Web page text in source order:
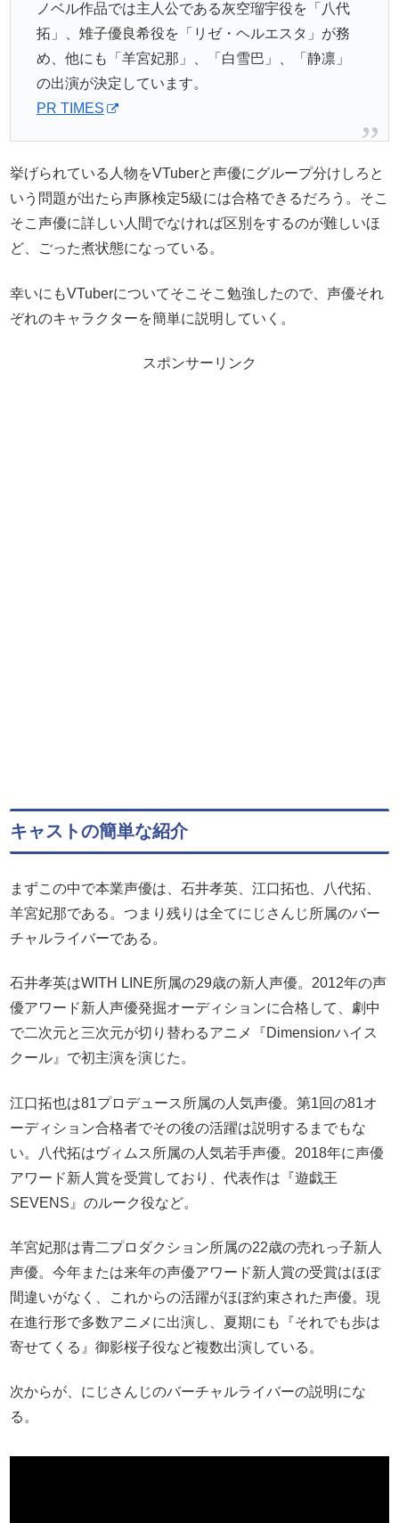
ノベル作品では主人公である灰空瑠宇役を「八代
拓」、雉子優良希役を「リゼ・ヘルエスタ」が務
め、他にも「羊宮妃那」、「白雪巴」、「静凛」
の出演が決定しています。
PR TIMES
挙げられている人物をVTuberと声優にグループ分けしろと
いう問題が出たら声豚検定5級には合格できるだろう。そこ
そこ声優に詳しい人間でなければ区別をするのが難しいほ
ど、ごった煮状態になっている。
幸いにもVTuberについてそこそこ勉強したので、声優それ
ぞれのキャラクターを簡単に説明していく。
スポンサーリンク
キャストの簡単な紹介
まずこの中で本業声優は、石井孝英、江口拓也、八代拓、
羊宮妃那である。つまり残りは全てにじさんじ所属のバー
チャルライバーである。
石井孝英はWITH LINE所属の29歳の新人声優。2012年の声
優アワード新人声優発掘オーディションに合格して、劇中
で二次元と三次元が切り替わるアニメ『Dimensionハイス
クール』で初主演を演じた。
江口拓也は81プロデュース所属の人気声優。第1回の81オ
ーディション合格者でその後の活躍は説明するまでもな
い。八代拓はヴィムス所属の人気若手声優。2018年に声優
アワード新人賞を受賞しており、代表作は『遊戯王
SEVENS』のルーク役など。
羊宮妃那は青二プロダクション所属の22歳の売れっ子新人
声優。今年または来年の声優アワード新人賞の受賞はほぼ
間違いがなく、これからの活躍がほぼ約束された声優。現
在進行形で多数アニメに出演し、夏期にも『それでも歩は
寄せてくる』御影桜子役など複数出演している。
次からが、にじさんじのバーチャルライバーの説明にな
る。